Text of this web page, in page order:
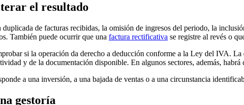
el resultado
de facturas recibidas, la omisión de ingresos del periodo, la
También puede ocurrir que una factura rectificativa se registre al revés o
si la operación da derecho a deducción conforme a la Ley del IVA. La
y de la documentación disponible. En algunos sectores, además,
a una inversión, a una bajada de ventas o a una circunstancia
gestoría